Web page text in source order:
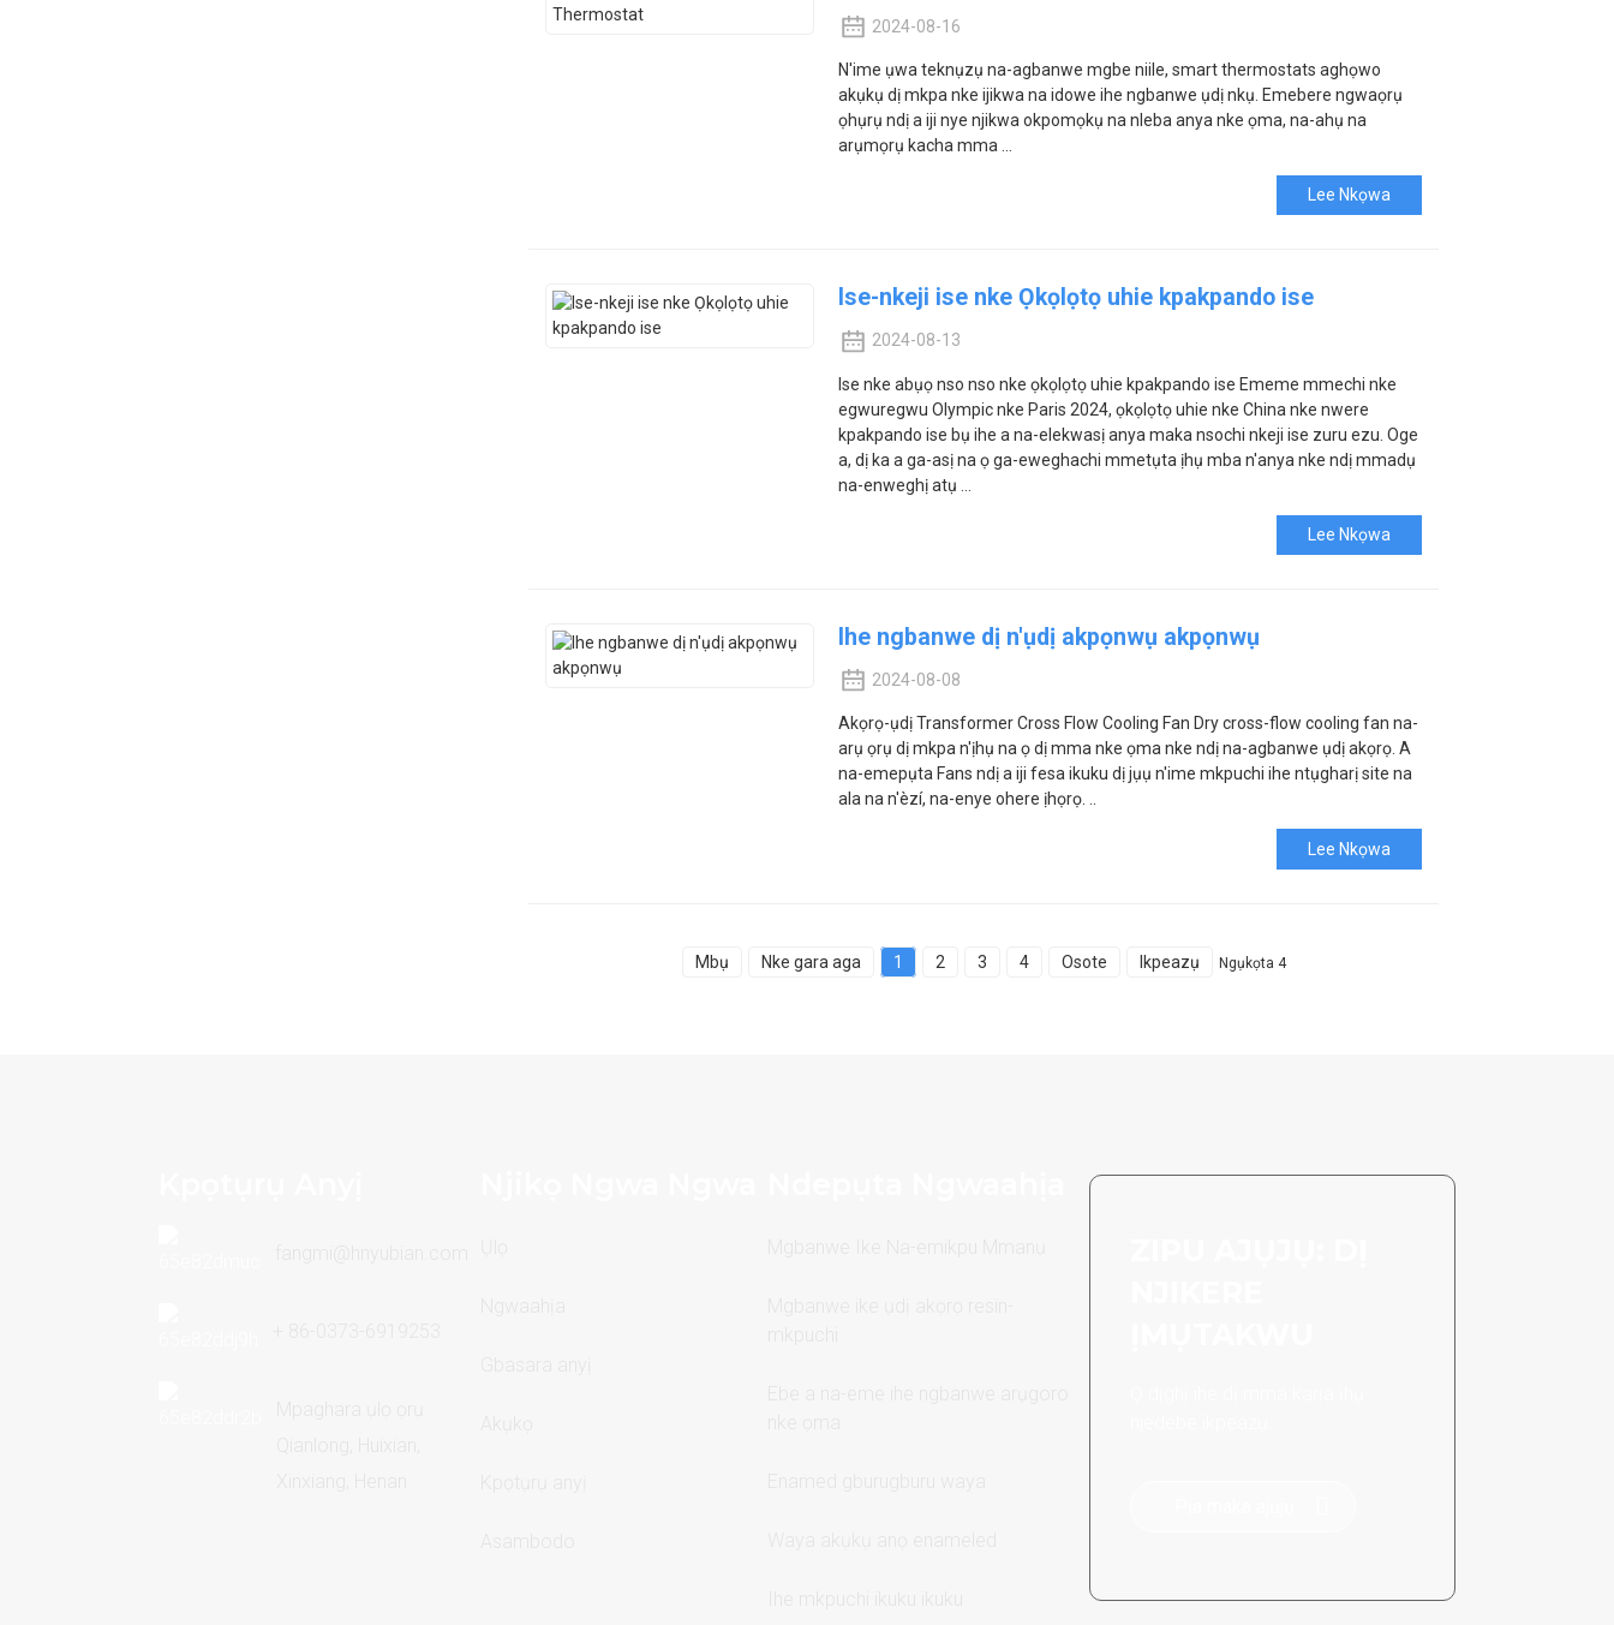
2024-08-16
N'ime ụwa teknụzụ na-agbanwe mgbe niile, smart thermostats aghọwo
akụkụ dị mkpa nke ijikwa na idowe ihe ngbanwe ụdị nkụ. Emebere ngwaọrụ
ọhụrụ ndị a iji nye njikwa okpomọkụ na nleba anya nke ọma, na-ahụ na
arụmọrụ kacha mma ...
Lee Nkọwa
Ise-nkeji ise nke Ọkọlọtọ uhie kpakpando ise
2024-08-13
Ise nke abụọ nso nso nke ọkọlọtọ uhie kpakpando ise Ememe mmechi nke
egwuregwu Olympic nke Paris 2024, ọkọlọtọ uhie nke China nke nwere
kpakpando ise bụ ihe a na-elekwasị anya maka nsochi nkeji ise zuru ezu. Oge
a, dị ka a ga-asị na ọ ga-eweghachi mmetụta ịhụ mba n'anya nke ndị mmadụ
na-enweghị atụ ...
Lee Nkọwa
Ihe ngbanwe dị n'ụdị akpọnwụ akpọnwụ
2024-08-08
Akọrọ-ụdị Transformer Cross Flow Cooling Fan Dry cross-flow cooling fan na-
arụ ọrụ dị mkpa n'ịhụ na ọ dị mma nke ọma nke ndị na-agbanwe ụdị akọrọ. A
na-emepụta Fans ndị a iji fesa ikuku dị jụụ n'ime mkpuchi ihe ntụgharị site na
ala na n'èzí, na-enye ohere ịhọrọ. ..
Lee Nkọwa
Mbụ Nke gara aga 1 2 3 4 Osote Ikpeazụ Ngụkọta 4